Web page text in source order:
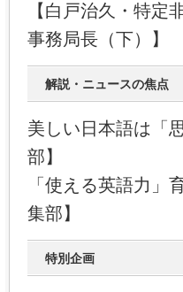
【白戸治久・特定
事務局長（下）】
解説・ニュースの焦点
美しい日本語は「
部】
「使える英語力」
集部】
特別企画